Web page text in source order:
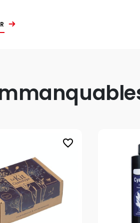
favorite_border